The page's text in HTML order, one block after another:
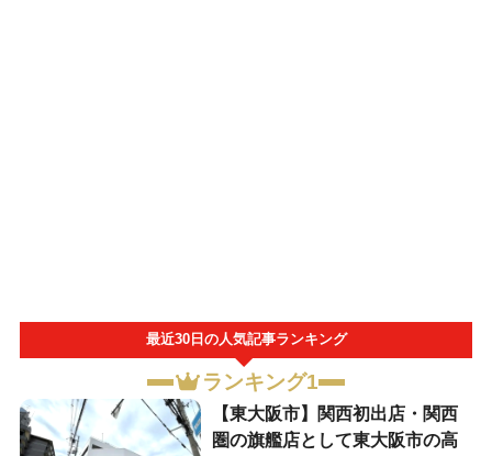
最近30日の人気記事ランキング
ランキング1
【東大阪市】関西初出店・関西
圏の旗艦店として東大阪市の高